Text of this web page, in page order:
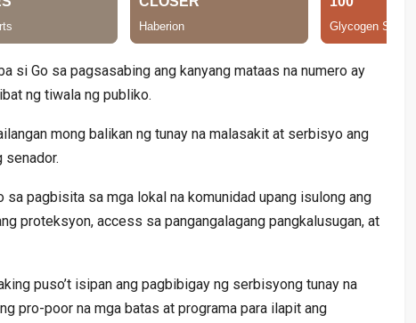
si Go sa pagsasabing ang kanyang mataas na numero ay
ng tiwala ng publiko.
mong balikan ng tunay na malasakit at serbisyo ang
senador.
sa pagbisita sa mga lokal na komunidad upang isulong ang
proteksyon, access sa pangangalagang pangkalusugan, at
puso’t isipan ang pagbibigay ng serbisyong tunay na
pro-poor na mga batas at programa para ilapit ang